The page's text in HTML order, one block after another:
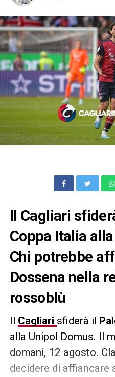
Il Cagliari
Coppa Italia
Chi potrebbe
Dossena nella
rossoblù
Il Cagliari sfiderà il
alla Unipol Domus. Il
domani, 12 agosto.
decidere di affiancare